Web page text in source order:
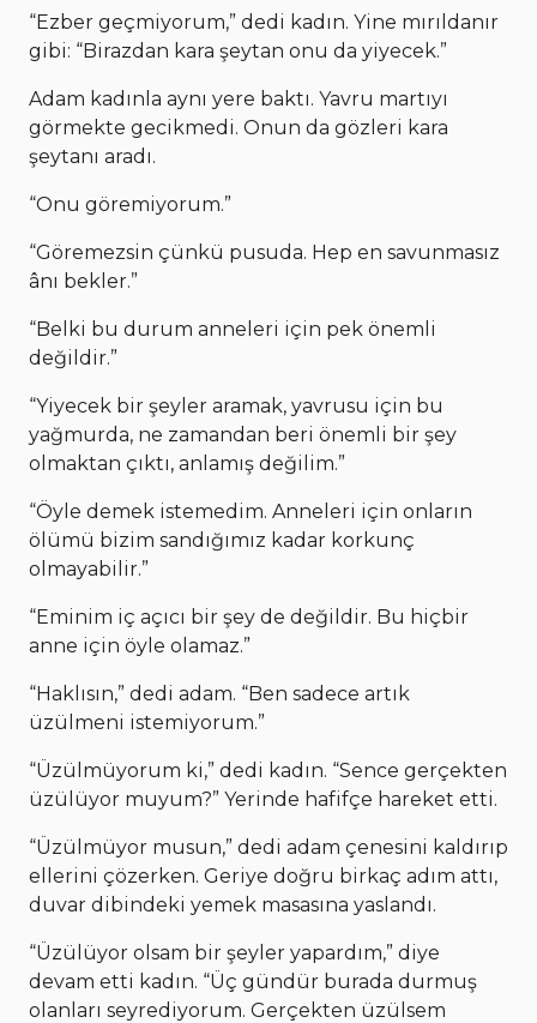
“Ezber geçmiyorum,” dedi kadın. Yine mırıldanır
gibi: “Birazdan kara şeytan onu da yiyecek.”
Adam kadınla aynı yere baktı. Yavru martıyı
görmekte gecikmedi. Onun da gözleri kara
şeytanı aradı.
“Onu göremiyorum.”
“Göremezsin çünkü pusuda. Hep en savunmasız
ânı bekler.”
“Belki bu durum anneleri için pek önemli
değildir.”
“Yiyecek bir şeyler aramak, yavrusu için bu
yağmurda, ne zamandan beri önemli bir şey
olmaktan çıktı, anlamış değilim.”
“Öyle demek istemedim. Anneleri için onların
ölümü bizim sandığımız kadar korkunç
olmayabilir.”
“Eminim iç açıcı bir şey de değildir. Bu hiçbir
anne için öyle olamaz.”
“Haklısın,” dedi adam. “Ben sadece artık
üzülmeni istemiyorum.”
“Üzülmüyorum ki,” dedi kadın. “Sence gerçekten
üzülüyor muyum?” Yerinde hafifçe hareket etti.
“Üzülmüyor musun,” dedi adam çenesini kaldırıp
ellerini çözerken. Geriye doğru birkaç adım attı,
duvar dibindeki yemek masasına yaslandı.
“Üzülüyor olsam bir şeyler yapardım,” diye
devam etti kadın. “Üç gündür burada durmuş
olanları seyrediyorum. Gerçekten üzülsem